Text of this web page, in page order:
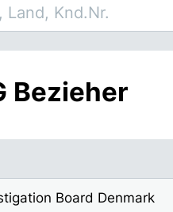
Bezieher
Board Denmark